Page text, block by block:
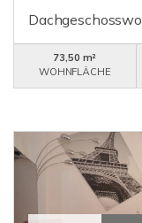
73,50 m²
WOHNFLÄCHE